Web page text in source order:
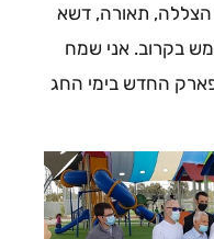
הצללה, תאורה, דשא
בקרוב. אני שמח
החדש בימי החג